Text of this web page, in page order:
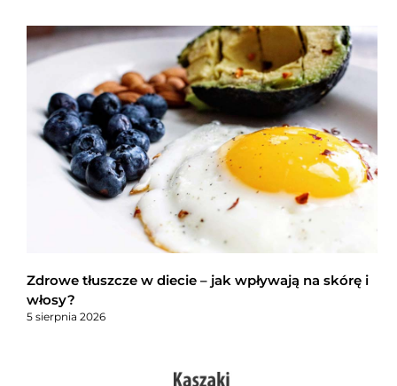
Zdrowe tłuszcze w diecie – jak wpływają na skórę i
włosy?
5 sierpnia 2026